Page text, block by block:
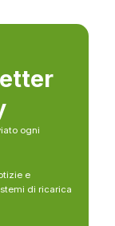
ogni
e
di ricarica